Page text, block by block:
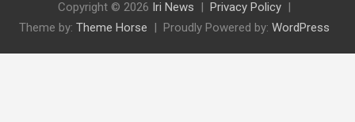
Copyright © 2026 Iri News
Privacy Policy
Theme by: Theme Horse Proudly Powered by: WordPress